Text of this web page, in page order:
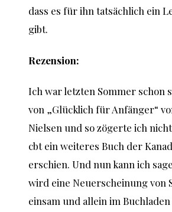
dass es für ihn tatsächlich ein
gibt.
Rezension:
Ich war letzten Sommer schon
von „Glücklich für Anfänger“
Nielsen und so zögerte ich
cbt ein weiteres Buch der
erschien. Und nun kann ich
wird eine Neuerscheinung von
einsam und allein im